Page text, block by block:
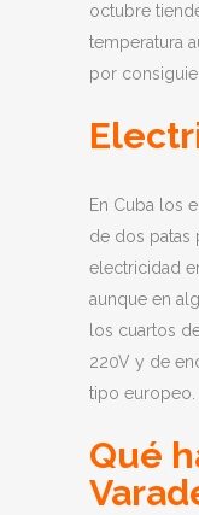
octubre
temperatura
por
En Cuba los
de dos patas
electricidad
aunque en
los cuartos
220V y de
tipo europeo.
Qué